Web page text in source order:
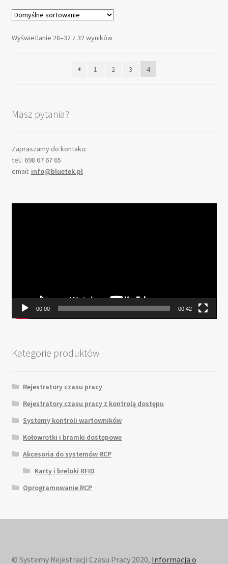
Wyświetlanie 28–32 z 32 wyników
1 2 3 4
Masz pytania?
Zapraszamy do kontaku:
tel.: 698 67 67 65
email: info@bluetek.pl
00:00 00:42
Kategorie produktów
Rejestratory czasu pracy
Rejestratory czasu pracy z kontrolą dostępu
Systemy kontroli wartowników
Kołowrotki i bramki dostępowe
Akcesoria do systemów RCP
Karty i breloki RFID
Oprogramowanie RCP
© Systemy Rejestracji Czasu Pracy 2020, Informacja o